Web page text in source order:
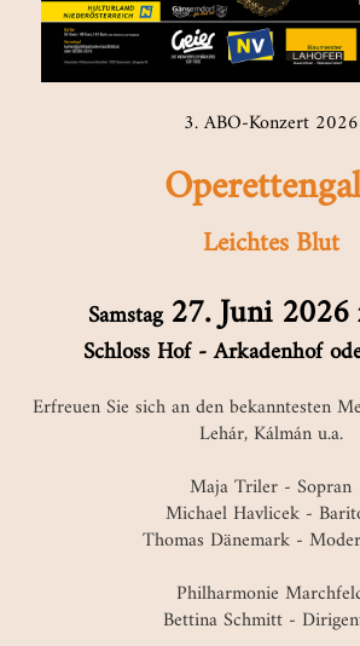
3. ABO-Konzert 2026
Leichtes Blut
Samstag 27. Juni 2026
Schloss Hof - Arkadenhof
Erfreuen Sie sich an den bekanntesten
Lehár, Kálmán u.a.
Maja Triler - Sopran
Michael Havlicek -
Thomas Dänemark -
Philharmonie
Bettina Schmitt -